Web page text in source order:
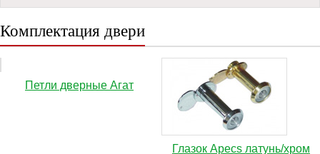
Комплектация двери
Петли дверные Агат
Глазок Apecs латунь/хром